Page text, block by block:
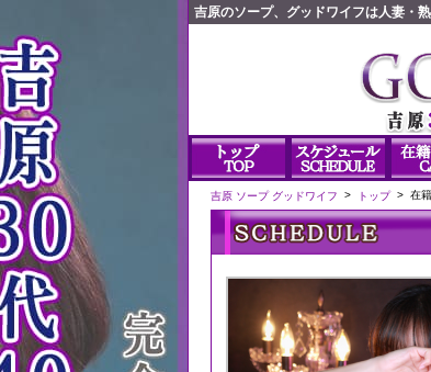
吉原のソープ、グッドワイフは人妻・
吉原 ソープ グッドワイフ > トップ > 在